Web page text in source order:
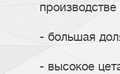
- большая
- высокое